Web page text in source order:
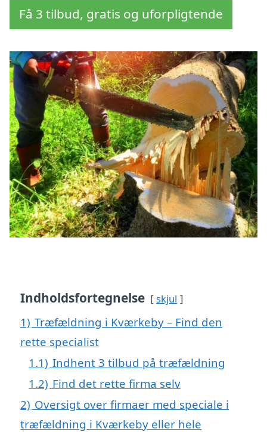
Få 3 tilbud, gratis og uforpligtende
Indholdsfortegnelse skjul
1) Træfældning i Kværkeby – Find den
rette specialist
1.1) Indhent 3 tilbud på træfældning
1.2) Find det rette firma selv
2) Oversigt over firmaer med speciale i
træfældning i Kværkeby eller hele